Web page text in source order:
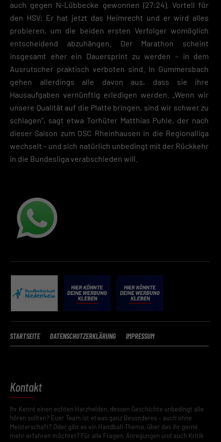
auch gegen N-Lübbecke gewonnen (27:24). Vorteil für
den HSV: Er hat jetzt das Heimrecht und er wird alles
probieren, um die beiden ersten Verfolger womöglich
entscheidend abzuhängen. Der Marathon scheint
insgesamt eher ein Dauersprint zu werden – in dem
Ausrutscher praktisch verboten sind. In Gummersbach
gehen allerdings alle davon aus, dass sie ihre
Hausaufgaben vernünftig erledigen werden. „Wenn wir
unsere Qualität auf die Platte bringen, sind wir schwer zu
schlagen“, sagt etwa Torhüter Matthias Puhle, der nach
dieser Saison zum OSC Rheinhausen in die Regionalliga
wechselt – und sich natürlich unbedingt mit der Rückkehr
in die Bundesliga verabschieden will.
STARTSEITE DATENSCHUTZERKLÄRUNG IMPRESSUM
Kontakt
Ihr Kennt einen echten Harzhelden, dessen Geschichte unbedingt alle
hören sollten? Euer Team ist etwas ganz Besonderes – auch ohne
Meisterschaft? Oder gibt es ein Handball-Thema, über das ihr gerne
mehr erfahren möchtet? Für alle Fragen, Anregungen und auch Kritik
Mit dem Klick auf „Verstanden“ erklärst du dich mit der Verwendung der
Cookies einverstanden. Wir bitten dich um Verständnis, dass du ohne
Zustimmung zur Cookie-Verwendung unser Angebot nicht nutzen
Wenn du unter 16 Jahre alt bist und deine Zustimmung zu freiwilligen
Diensten geben möchtest, musst du deine Erziehungsberechtigten um
Hier finden Sie eine Übersicht über alle verwendeten Cookies. Sie
Ihre Einwilligung zu ganzen Kategorien geben oder sich weitere
Informationen anzeigen lassen und so nur bestimmte Cookies
auswählen.
Speichern
Datenschutzeinstellungen
Essenziell (2)